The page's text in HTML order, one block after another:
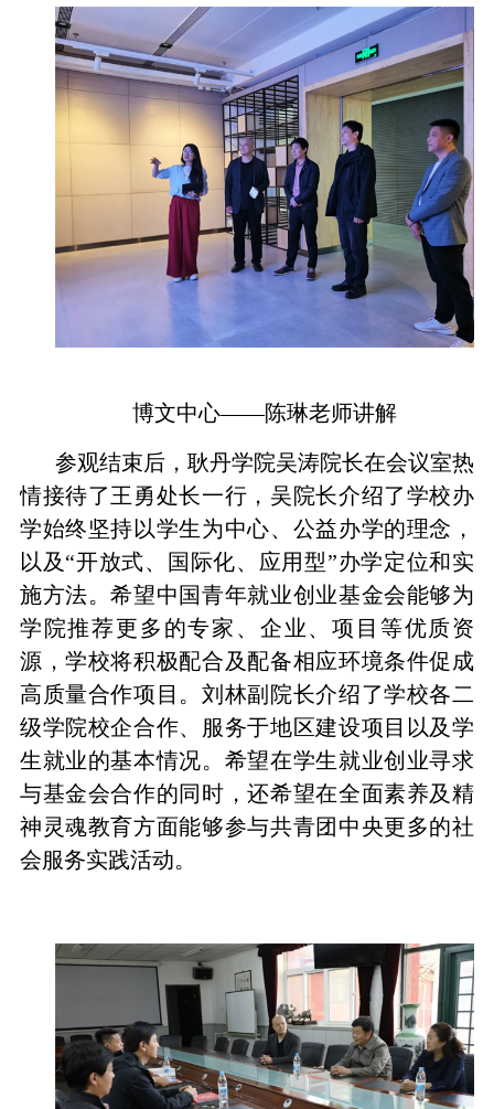
博文中心——陈琳老师讲解
参观结束后，耿丹学院吴涛院长在会议室热
情接待了王勇处长一行，吴院长介绍了学校办
学始终坚持以学生为中心、公益办学的理念，
以及“开放式、国际化、应用型”办学定位和实
施方法。希望中国青年就业创业基金会能够为
学院推荐更多的专家、企业、项目等优质资
源，学校将积极配合及配备相应环境条件促成
高质量合作项目。刘林副院长介绍了学校各二
级学院校企合作、服务于地区建设项目以及学
生就业的基本情况。希望在学生就业创业寻求
与基金会合作的同时，还希望在全面素养及精
神灵魂教育方面能够参与共青团中央更多的社
会服务实践活动。